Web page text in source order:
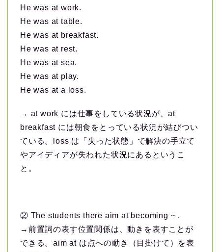
He was at work.
He was at table.
He was at breakfast.
He was at rest.
He was at sea.
He was at play.
He was at a loss.
→ at work には仕事をしている状況が、at
breakfast には朝食をとっている状況が結びつい
ている。loss は「失った状態」で解決の手立て
やアイディアが失われた状況にあるというこ
と。
② The students there aim at becoming ~ .
→前置詞の表す位置関係は、動きを表すことが
できる。aim at は点への動き（目掛けて）を表